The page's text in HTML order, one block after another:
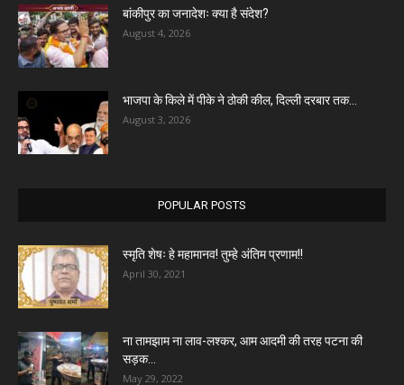
बांकीपुर का जनादेशः क्या है संदेश?
August 4, 2026
भाजपा के किले में पीके ने ठोकी कील, दिल्ली दरबार तक...
August 3, 2026
POPULAR POSTS
स्मृति शेषः हे महामानव! तुम्हे अंतिम प्रणाम!!
April 30, 2021
ना तामझाम ना लाव-लश्कर, आम आदमी की तरह पटना की
सड़क...
May 29, 2022